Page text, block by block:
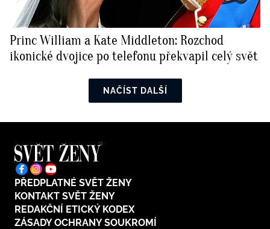
Princ William a Kate Middleton: Rozchod
ikonické dvojice po telefonu překvapil celý svět
NAČÍST DALŠÍ
PŘEDPLATNÉ SVĚT ŽENY
KONTAKT SVĚT ŽENY
REDAKČNÍ ETICKÝ KODEX
ZÁSADY OCHRANY SOUKROMÍ